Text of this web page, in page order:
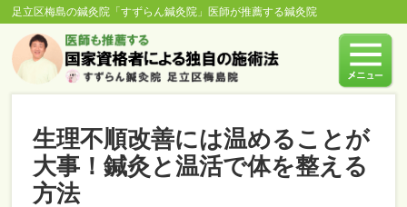
足立区梅島の鍼灸院「すずらん鍼灸院」医師が推薦する鍼灸院
生理不順改善には温めることが
大事！鍼灸と温活で体を整える
方法